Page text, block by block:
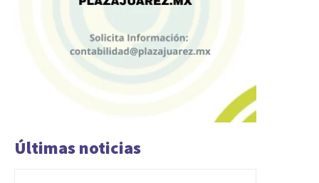
Últimas noticias